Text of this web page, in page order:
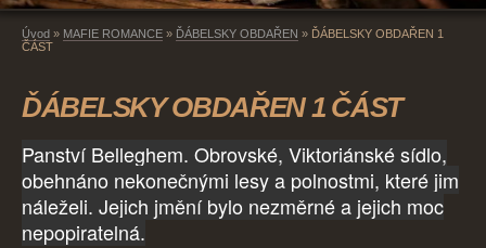
Úvod » MAFIE ROMANCE » ĎÁBELSKY OBDAŘEN » ĎÁBELSKY OBDAŘEN 1
ČÁST
ĎÁBELSKY OBDAŘEN 1 ČÁST
Panství Belleghem. Obrovské, Viktoriánské sídlo,
obehnáno nekonečnými lesy a polnostmi, které jim
náleželi. Jejich jmění bylo nezměrné a jejich moc
nepopiratelná.